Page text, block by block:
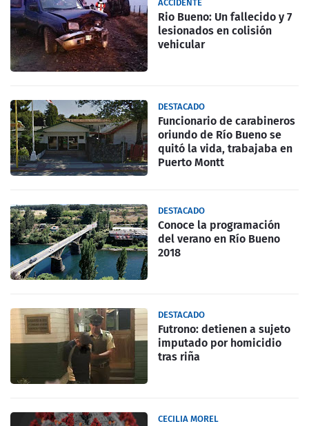
ACCIDENTE
Rio Bueno: Un fallecido y 7
lesionados en colisión
vehicular
DESTACADO
Funcionario de carabineros
oriundo de Río Bueno se
quitó la vida, trabajaba en
Puerto Montt
DESTACADO
Conoce la programación
del verano en Río Bueno
2018
DESTACADO
Futrono: detienen a sujeto
imputado por homicidio
tras riña
CECILIA MOREL